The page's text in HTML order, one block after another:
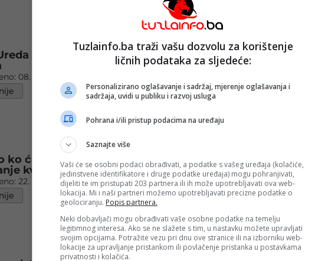
za borbu protiv korupcije TK usmjeren na
08. 02. 2023.
ko će upravljati Uredom za borbu protiv korupcije i
kvalitetom TK
22. 11. 2022.
Tuzlainfo.ba traži vašu dozvolu za korištenje
ličnih podataka za sljedeće:
Personalizirano oglašavanje i sadržaj, mjerenje oglašavanja i
sadržaja, uvidi u publiku i razvoj usluga
Pohrana i/ili pristup podacima na uređaju
Saznajte više
Vaši će se osobni podaci obrađivati, a podatke s vašeg uređaja (kolačiće,
jedinstvene identifikatore i druge podatke uređaja) mogu pohranjivati,
dijeliti te im pristupati 203 partnera ili ih može upotrebljavati ova web-
lokacija. Mi i naši partneri možemo upotrebljavati precizne podatke o
geolociranju. Popis partnera.
Neki dobavljači mogu obrađivati vaše osobne podatke na temelju
legitimnog interesa. Ako se ne slažete s tim, u nastavku možete upravljati
svojim opcijama. Potražite vezu pri dnu ove stranice ili na izborniku web-
lokacije za upravljanje pristankom ili povlačenje pristanka u postavkama
privatnosti i kolačića.